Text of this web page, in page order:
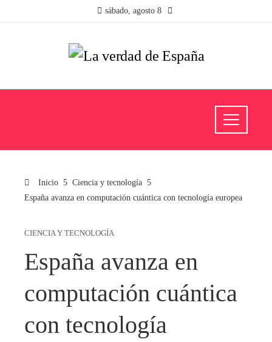
sábado, agosto 8
Inicio
Ciencia y tecnología
España avanza en computación cuántica con tecnología europea
CIENCIA Y TECNOLOGÍA
España avanza en
computación cuántica
con tecnología